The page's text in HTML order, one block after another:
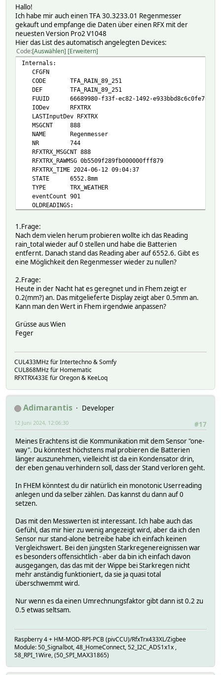
Hallo!
Ich habe mir auch einen TFA 30.3233.01 Regenmesser
gekauft und empfange die Daten über einen RFX mit der
neuesten Version Pro2 V1048
Hier das List des automatisch angelegten Devices:
Code Auswählen Erweitern
Internals:
CFGFN
CODE TFA_RAIN_89_251
DEF TFA_RAIN_89_251
FUUID 66689980-f33f-ec82-1492-e933bbd8c6c0fe79
IODev RFXTRX
LASTInputDev RFXTRX
MSGCNT 888
NAME Regenmesser
NR 744
RFXTRX_MSGCNT 888
RFXTRX_RAWMSG 0b5509f289fb000000fff879
RFXTRX_TIME 2024-06-12 09:04:37
STATE 6552.8mm
TYPE TRX_WEATHER
eventCount 901
OLDREADINGS:
2024-06-12 09:04:37 battery ok 100%
2024-06-12 09:04:37 batteryState ok 100%
2024-06-12 09:04:37 rain_total 6552.8
2024-06-12 09:04:37 stat_Rain_total Hour: 0.0 Day:
2024-06-12 08:59:55 stat_Rain_totalLast Hour: 0.0
2024-06-12 09:04:37 state TR: 6552.8 BAT:
helper:
_98_statistics Statistik
hmccu:
Attributes:
event-min-interval .*:600
event-on-change-reading .*
stateFormat [$name:rain_total:r1]mm
1.Frage:
Nach dem vielen herum probieren wollte ich das Reading
rain_total wieder auf 0 stellen und habe die Batterien
entfernt. Danach stand das Reading aber auf 6552.6. Gibt es
eine Möglichkeit den Regenmesser wieder zu nullen?
2.Frage:
Heute in der Nacht hat es geregnet und in Fhem zeigt er
0.2(mm?) an. Das mitgelieferte Display zeigt aber 0.5mm an.
Kann man den Wert in Fhem irgendwie anpassen?
Grüsse aus Wien
Feger
CUL433MHz für Intertechno & Somfy
CUL868MHz für Homematic
RFXTRX433E für Oregon & KeeLoq
Adimarantis
Developer
#17
12 Juni 2024, 12:06:30
Meines Erachtens ist die Kommunikation mit dem Sensor "one-
way". Du könntest höchstens mal probieren die Batterien
länger auszunehmen, vielleicht ist da ein Kondensator drin,
der eben genau verhindern soll, dass der Stand verloren geht.
In FHEM könntest du dir natürlich ein monotonic Userreading
anlegen und da selber zählen. Das kannst du dann auf 0
setzen.
Das mit den Messwerten ist interessant. Ich habe auch das
Gefühl, das mir hier zu wenig angezeigt wird, aber da ich den
Sensor nur stand-alone betreibe habe ich einfach keinen
Vergleichswert. Bei den jüngsten Starkregenereignissen war
es besonders offensichtlich - aber da bin ich einfach davon
ausgegangen, das das mit der Wippe bei Starkregen nicht
mehr anständig funktioniert, da sie ja quasi total
überschwemmt wird.
Nur wenn es da einen Umrechnungsfaktor gibt dann ist 0.2 zu
0.5 etwas seltsam.
Raspberry 4 + HM-MOD-RPI-PCB (pivCCU)/RfxTrx433XL/Zigbee
Module: 50_Signalbot, 48_HomeConnect, 52_I2C_ADS1x1x ,
58_RPI_1Wire, (50_SPI_MAX31865)